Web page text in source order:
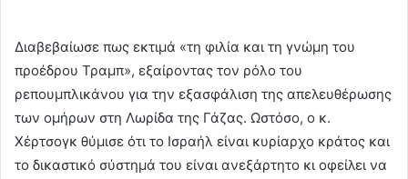
Διαβεβαίωσε πως εκτιμά «τη φιλία και τη γνώμη του
προέδρου Τραμπ», εξαίροντας τον ρόλο του
ρεπουμπλικάνου για την εξασφάλιση της απελευθέρωσης
των ομήρων στη Λωρίδα της Γάζας. Ωστόσο, ο κ.
Χέρτσογκ θύμισε ότι το Ισραήλ είναι κυρίαρχο κράτος και
το δικαστικό σύστημά του είναι ανεξάρτητο κι οφείλει να